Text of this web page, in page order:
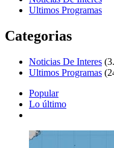
Ultimos Programas
Categorias
Noticias De Interes
Ultimos Programas
Popular
Lo último